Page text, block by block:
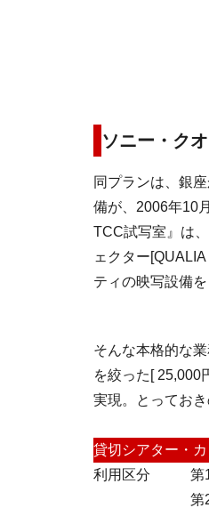
ソニー・ク
同プランは、銀
備が、2006年10
TCC試写室』は
ェクター
ティの映写設備
そんな本格的な
を絞った[ 25,000
実現。とってお
貸切シアター・
利用区分
第
第